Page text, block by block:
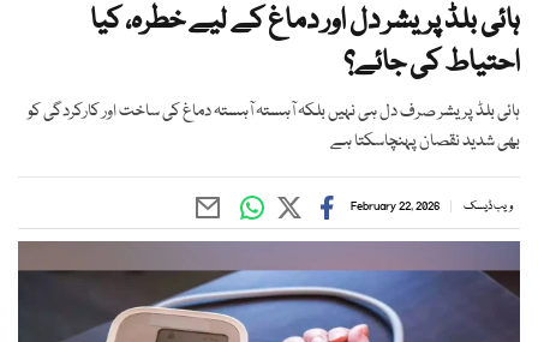
ہائی بلڈ پریشر دل اور دماغ کے لیے خطرہ، کیا
احتیاط کی جائے؟
ہائی بلڈ پریشر صرف دل ہی نہیں بلکہ آہستہ آہستہ دماغ کی ساخت اور کارکردگی کو
بھی شدید نقصان پہنچاسکتا ہے
ویب ڈیسک February 22, 2026